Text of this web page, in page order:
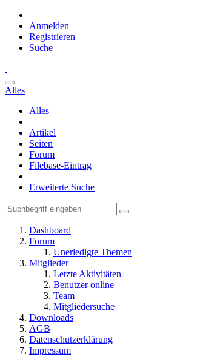
Anmelden
Registrieren
Suche
Alles
Alles
Artikel
Seiten
Forum
Filebase-Eintrag
Erweiterte Suche
Dashboard
Forum
Unerledigte Themen
Mitglieder
Letzte Aktivitäten
Benutzer online
Team
Mitgliedersuche
Downloads
AGB
Datenschutzerklärung
Impressum